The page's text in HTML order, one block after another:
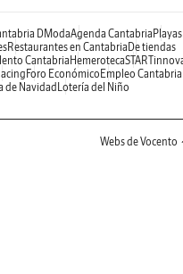
DModaAgenda CantabriaPlayas
Restaurantes en CantabriaDe tiendas
CantabriaHemeroteca
Foro EconómicoEmpleo Cantabria
de NavidadLotería del Niño
Webs de Vocento